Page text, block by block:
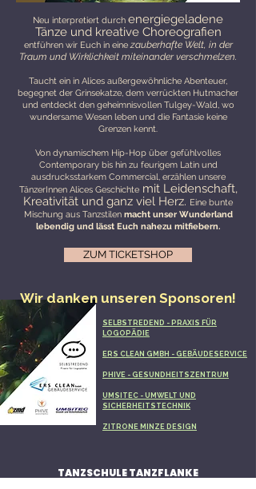
Neu interpretiert durch energiegeladene
Tänze und kreative Choreografien
entführen wir Euch in einezauberhafte Welt, in der
Traum und Wirklichkeit miteinander verschmelzen.
Taucht ein in Alices außergewöhnliche Abenteuer,
begegnet der Grinsekatze, dem verrückten Hutmacher
und entdeckt den geheimnisvollen Tulgey-Wald, wo
wundersame Wesen leben und die Fantasie keine
Grenzen kennt.
Von dynamischem Hip-Hop über gefühlvolles
Contemporary bis hin zu feurigem Latin und
ausdrucksstarkem Commercial, erzählen unsere
TänzerInnen Alices Geschichtemit Leidenschaft,
Kreativität und ganz viel Herz. Eine bunte
Mischung aus Tanzstilen macht unser Wunderland
lebendig und lässt Euch nahezu mitfiebern.
Wir danken unseren Sponsoren!
ZUM TICKETSHOP
SELBSTREDEND - PRAXIS FÜR
LOGOPÄDIE
ERS CLEAN GMBH - GEBÄUDESERVICE
PHIVE - GESUNDHEITSZENTRUM
UMSITEC - UMWELT UND
SICHERHEITSTECHNIK
ZITRONE MINZE DESIGN
TANZSCHULE TANZFLANKE